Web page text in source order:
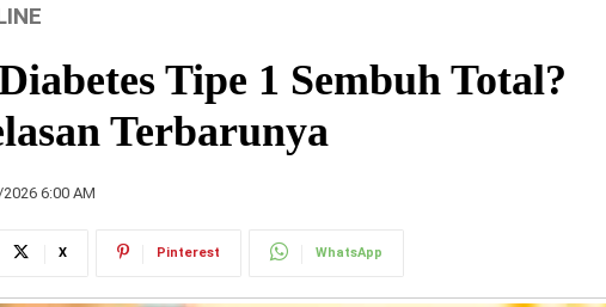
Tipe 1 Sembuh Total?
Terbarunya
6:00 AM
X Pinterest WhatsApp